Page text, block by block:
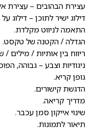
עצירת הבהובים – עצירת
דילוג ישיר לתוכן – דילוג
התאמה לניווט מקלדת.
הגדלה / הקטנה של טקסט.
ריווח בין אותיות / מילים /
ניגודיות וצבע – גבוהה,
גופן קריא.
הדגשת קישורים.
מדריך קריאה.
שינוי אייקון סמן עכבר.
תיאור לתמונות.